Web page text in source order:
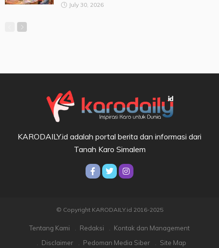
July 30, 2026
KARODAILY.id adalah portal berita dan informasi dari
Tanah Karo Simalem
© Copyright KARODAILY.id 2016-2025
Tentang Kami Redaksi
Kontak dan Management
Disclaimer
Pedoman Media Siber Site Map